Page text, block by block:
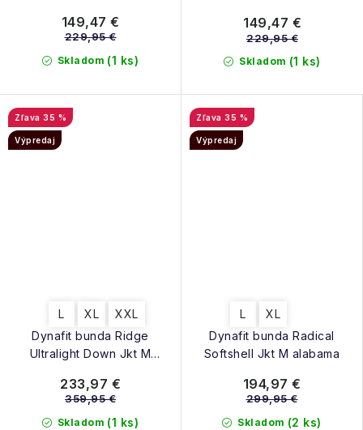
Skladom (1 ks)
149,47 €
229,95 €
Skladom (1 ks)
149,47 €
229,95 €
Dynafit bunda Ridge
Ultralight Down Jkt M
35 %
Výpredaj
L XL XXL
Skladom (1 ks)
233,97 €
359,95 €
Dynafit bunda Radical
Softshell Jkt M alabama
35 %
Výpredaj
L XL
Skladom (2 ks)
194,97 €
299,95 €